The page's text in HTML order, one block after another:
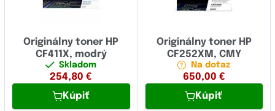
Originálny toner HP
CF411X, modrý
Skladom
254,80 €
Kúpiť
Originálny toner HP
CF252XM, CMY
Na dotaz
650,00 €
Kúpiť